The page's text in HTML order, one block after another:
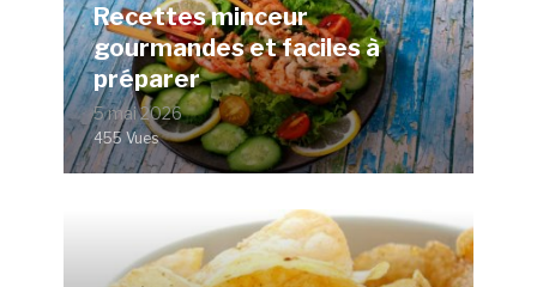
Recettes minceur
gourmandes et faciles à
préparer
5 mai 2026
455 Vues